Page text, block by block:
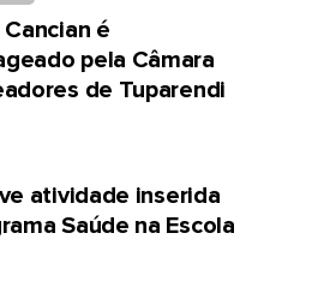
é
pela Câmara
de Tuparendi
atividade inserida
Saúde na Escola